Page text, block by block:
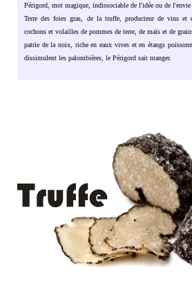
Périgord, mot magique, indissociable de l'idée ou de l'envie
Terre des foies gras, de la truffe, producteur de vins
cochons et volailles de pommes de terre, de maïs et de
patrie de la noix, riche en eaux vives et en étangs
dissimulent les palombières, le Périgord sait manger.